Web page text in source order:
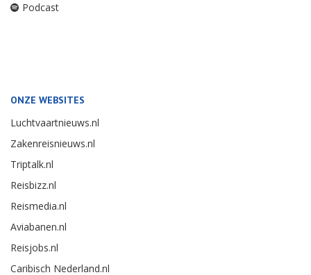
Podcast
ONZE WEBSITES
Luchtvaartnieuws.nl
Zakenreisnieuws.nl
Triptalk.nl
Reisbizz.nl
Reismedia.nl
Aviabanen.nl
Reisjobs.nl
Caribisch Nederland.nl